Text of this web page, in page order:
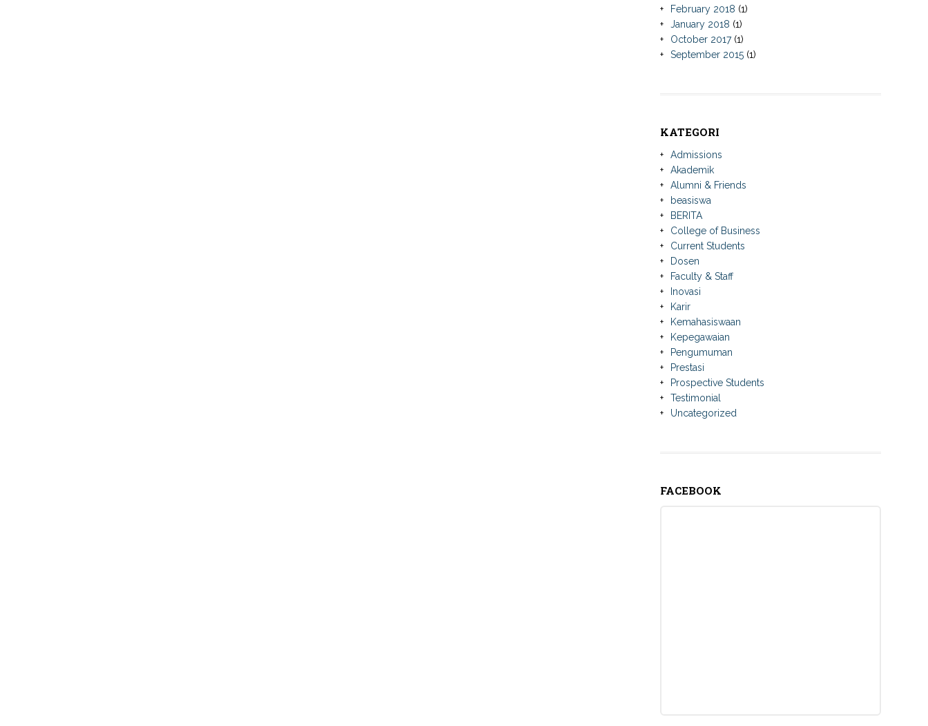
February 2018 (1)
January 2018 (1)
October 2017(1)
September 2015 (1)
KATEGORI
Admissions
Akademik
Alumni & Friends
beasiswa
BERITA
College of Business
Current Students
Dosen
Faculty & Staff
Inovasi
Karir
Kemahasiswaan
Kepegawaian
Pengumuman
Prestasi
Prospective Students
Testimonial
Uncategorized
FACEBOOK